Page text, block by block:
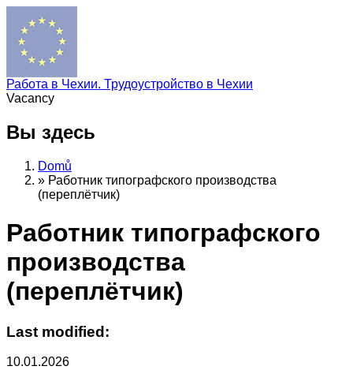
Работа в Чехии. Трудоустройство в Чехии
Vacancy
Вы здесь
Domů
» Работник типографского производства
(переплётчик)
Работник типографского
производства
(переплётчик)
Last modified:
10.01.2026